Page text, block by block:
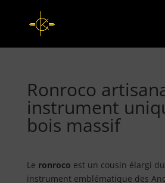
Ronroco
instrument
bois massif
Le ronroco est un cousin élargi
instrument emblématique des